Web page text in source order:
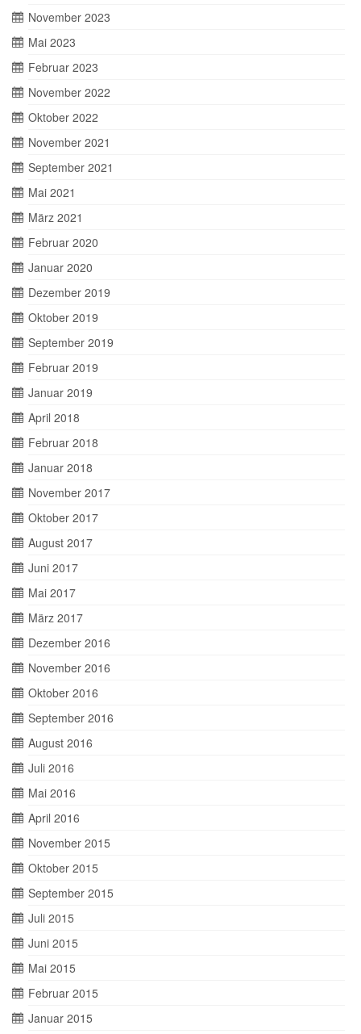
November 2023
Mai 2023
Februar 2023
November 2022
Oktober 2022
November 2021
September 2021
Mai 2021
März 2021
Februar 2020
Januar 2020
Dezember 2019
Oktober 2019
September 2019
Februar 2019
Januar 2019
April 2018
Februar 2018
Januar 2018
November 2017
Oktober 2017
August 2017
Juni 2017
Mai 2017
März 2017
Dezember 2016
November 2016
Oktober 2016
September 2016
August 2016
Juli 2016
Mai 2016
April 2016
November 2015
Oktober 2015
September 2015
Juli 2015
Juni 2015
Mai 2015
Februar 2015
Januar 2015